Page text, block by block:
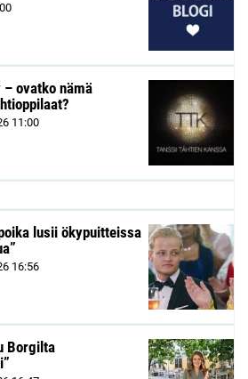
ovatko nämä
11:00
lusii ökypuitteissa
16:56
Borgilta